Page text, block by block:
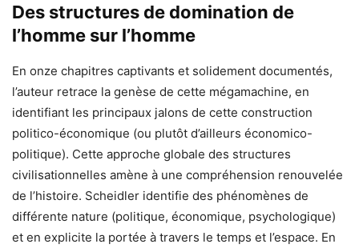
Des structures de domination de
l’homme sur l’homme
En onze chapitres captivants et solidement documentés,
l’auteur retrace la genèse de cette mégamachine, en
identifiant les principaux jalons de cette construction
politico-économique (ou plutôt d’ailleurs économico-
politique). Cette approche globale des structures
civilisationnelles amène à une compréhension renouvelée
de l’histoire. Scheidler identifie des phénomènes de
différente nature (politique, économique, psychologique)
et en explicite la portée à travers le temps et l’espace. En